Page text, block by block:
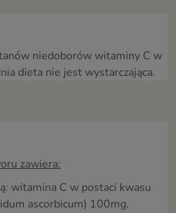
niedoborów witaminy C w
dieta nie jest wystarczająca.
zawiera:
witamina C w postaci kwasu
ascorbicum) 100mg,